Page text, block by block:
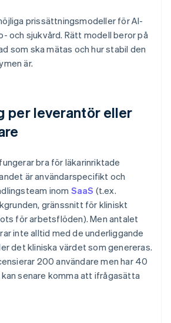
prissättningsmodeller för AI-
och sjukvård. Rätt modell beror på
som ska mätas och hur stabil den
är.
per leverantör eller
bra för läkarinriktade
är användarspecifikt och
inom SaaS (t.ex.
gränssnitt för kliniskt
för arbetsflöden). Men antalet
inte alltid med de underliggande
det kliniska värdet som genereras.
200 användare men har 40
senare komma att ifrågasätta